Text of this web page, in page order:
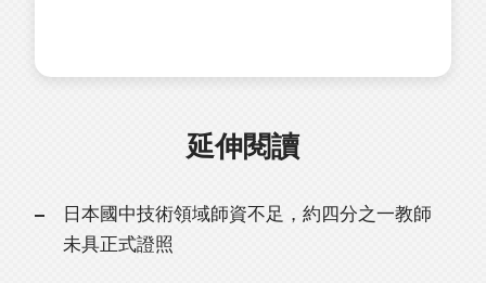
延伸閱讀
日本國中技術領域師資不足，約四分之一教師
未具正式證照